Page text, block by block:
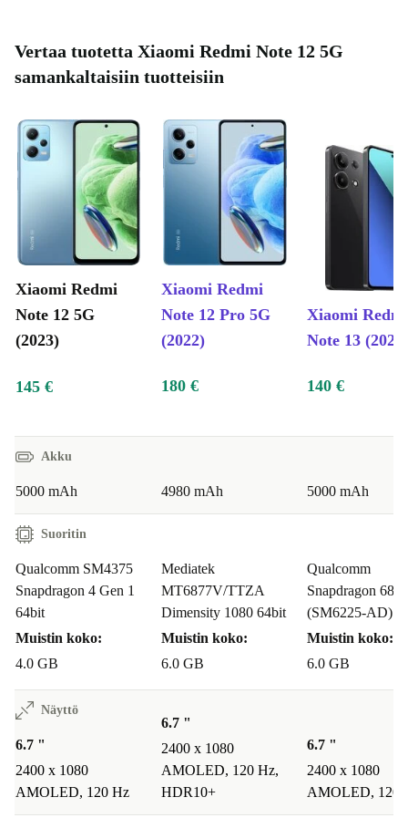
Vertaa tuotetta Xiaomi Redmi Note 12 5G
samankaltaisiin tuotteisiin
Xiaomi Redmi
Note 12 5G
(2023)
Xiaomi Redmi
Note 12 Pro 5G
(2022)
Xiaomi Redmi
Note 13 (2024)
145 € 180 € 140 €
Akku
5000 mAh 4980 mAh 5000 mAh
Suoritin
Qualcomm SM4375
Snapdragon 4 Gen 1
64bit
Muistin koko:
4.0 GB
Mediatek
MT6877V/TTZA
Dimensity 1080 64bit
Muistin koko:
6.0 GB
Qualcomm
Snapdragon 685
(SM6225-AD)
Muistin koko:
6.0 GB
Näyttö
6.7 "
2400 x 1080
AMOLED, 120 Hz
6.7 "
2400 x 1080
AMOLED, 120 Hz,
HDR10+
6.7 "
2400 x 1080
AMOLED, 120